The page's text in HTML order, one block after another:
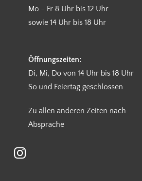
Mo - Fr 8 Uhr bis 12 Uhr
sowie 14 Uhr bis 18 Uhr
Öffnungszeiten:
Di, Mi, Do von 14 Uhr bis 18 Uhr
So und Feiertag geschlossen
Zu allen anderen Zeiten nach
Absprache